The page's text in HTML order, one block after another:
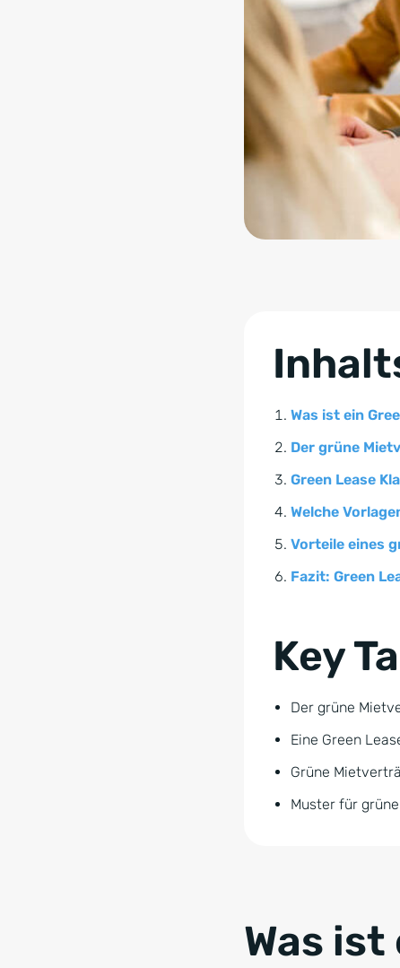
Was ist ein
Der grüne
Green Lease
Welche
Vorteile eines
Fazit: Green
Key
Der grüne
Eine Green
Grüne
Muster für
Was ist